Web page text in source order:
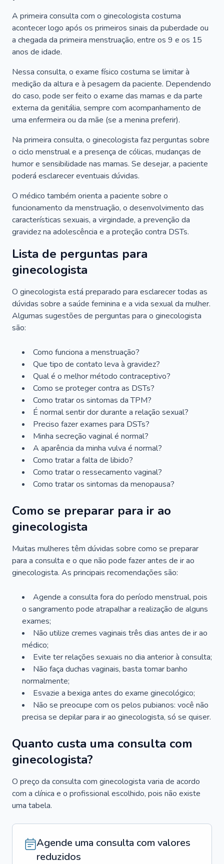
A primeira consulta com o ginecologista costuma
acontecer logo após os primeiros sinais da puberdade ou
a chegada da primeira menstruação, entre os 9 e os 15
anos de idade.
Nessa consulta, o exame físico costuma se limitar à
medição da altura e à pesagem da paciente. Dependendo
do caso, pode ser feito o exame das mamas e da parte
externa da genitália, sempre com acompanhamento de
uma enfermeira ou da mãe (se a menina preferir).
Na primeira consulta, o ginecologista faz perguntas sobre
o ciclo menstrual e a presença de cólicas, mudanças de
humor e sensibilidade nas mamas. Se desejar, a paciente
poderá esclarecer eventuais dúvidas.
O médico também orienta a paciente sobre o
funcionamento da menstruação, o desenvolvimento das
características sexuais, a virgindade, a prevenção da
gravidez na adolescência e a proteção contra DSTs.
Lista de perguntas para
ginecologista
O ginecologista está preparado para esclarecer todas as
dúvidas sobre a saúde feminina e a vida sexual da mulher.
Algumas sugestões de perguntas para o ginecologista
são:
Como funciona a menstruação?
Que tipo de contato leva à gravidez?
Qual é o melhor método contraceptivo?
Como se proteger contra as DSTs?
Como tratar os sintomas da TPM?
É normal sentir dor durante a relação sexual?
Preciso fazer exames para DSTs?
Minha secreção vaginal é normal?
A aparência da minha vulva é normal?
Como tratar a falta de libido?
Como tratar o ressecamento vaginal?
Como tratar os sintomas da menopausa?
Como se preparar para ir ao
ginecologista
Muitas mulheres têm dúvidas sobre como se preparar
para a consulta e o que não pode fazer antes de ir ao
ginecologista. As principais recomendações são:
Agende a consulta fora do período menstrual, pois
o sangramento pode atrapalhar a realização de alguns
exames;
Não utilize cremes vaginais três dias antes de ir ao
médico;
Evite ter relações sexuais no dia anterior à consulta;
Não faça duchas vaginais, basta tomar banho
normalmente;
Esvazie a bexiga antes do exame ginecológico;
Não se preocupe com os pelos pubianos: você não
precisa se depilar para ir ao ginecologista, só se quiser.
Quanto custa uma consulta com
ginecologista?
O preço da consulta com ginecologista varia de acordo
com a clínica e o profissional escolhido, pois não existe
uma tabela.
Agende uma consulta com valores
reduzidos